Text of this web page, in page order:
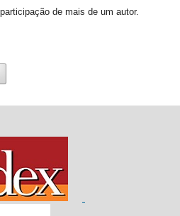
de mais de um autor.